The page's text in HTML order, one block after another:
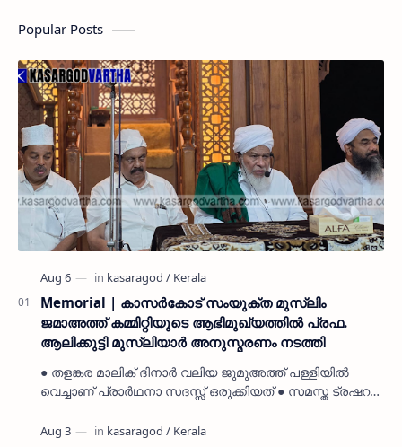
Popular Posts
Memorial | കാസർകോട് സംയുക്ത മുസ്ലിം
ജമാഅത്ത് കമ്മിറ്റിയുടെ ആഭിമുഖ്യത്തിൽ പ്രഫ.
ആലിക്കുട്ടി മുസ്ലിയാർ അനുസ്മരണം നടത്തി
● തളങ്കര മാലിക് ദിനാർ വലിയ ജുമുഅത്ത് പള്ളിയിൽ
വെച്ചാണ് പ്രാർഥനാ സദസ്സ് ഒരുക്കിയത് ● സമസ്ത ട്രഷറർ
നൽകി കാസ…